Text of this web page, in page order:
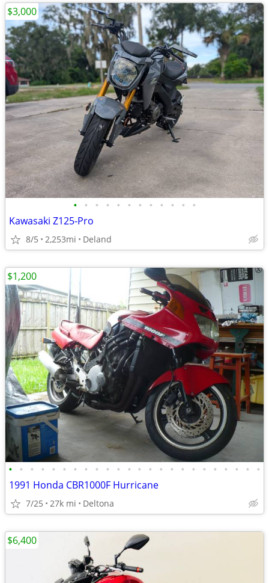
• • • • • • • • • • • •
Kawasaki Z125-Pro
8/5 2,253mi Deland
$3,000
• • • • • • • • • • • • • • • • • • • • • • • •
1991 Honda CBR1000F Hurricane
7/25 27k mi Deltona
$1,200
$6,400